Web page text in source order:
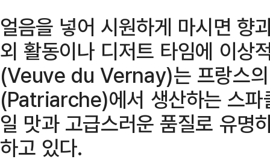
얼음을 넣어 시원하게 마시면 향
외 활동이나 디저트 타임에 이상
(Veuve du Vernay)는 프랑스의
(Patriarche)에서 생산하는 스파
일 맛과 고급스러운 품질로 유명
하고 있다.